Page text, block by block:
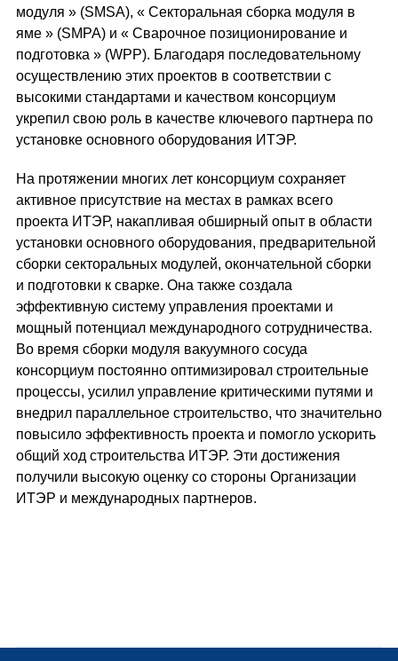
модуля » (SMSA), « Секторальная сборка модуля в
яме » (SMPA) и « Сварочное позиционирование и
подготовка » (WPP). Благодаря последовательному
осуществлению этих проектов в соответствии с
высокими стандартами и качеством консорциум
укрепил свою роль в качестве ключевого партнера по
установке основного оборудования ИТЭР.
На протяжении многих лет консорциум сохраняет
активное присутствие на местах в рамках всего
проекта ИТЭР, накапливая обширный опыт в области
установки основного оборудования, предварительной
сборки секторальных модулей, окончательной сборки
и подготовки к сварке. Она также создала
эффективную систему управления проектами и
мощный потенциал международного сотрудничества.
Во время сборки модуля вакуумного сосуда
консорциум постоянно оптимизировал строительные
процессы, усилил управление критическими путями и
внедрил параллельное строительство, что значительно
повысило эффективность проекта и помогло ускорить
общий ход строительства ИТЭР. Эти достижения
получили высокую оценку со стороны Организации
ИТЭР и международных партнеров.